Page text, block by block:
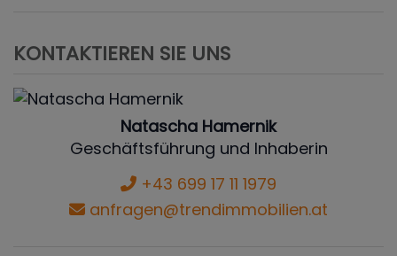
KONTAKTIEREN SIE UNS
Natascha Hamernik
Geschäftsführung und Inhaberin
+43 699 17 11 1979
anfragen@trendimmobilien.at